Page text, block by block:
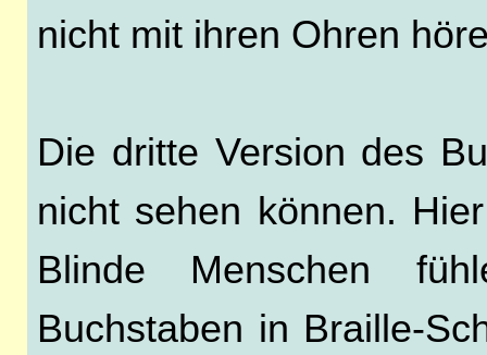
nicht mit ihren Ohren
Die dritte Version des
nicht sehen können.
Blinde Menschen
Buchstaben in Braille-